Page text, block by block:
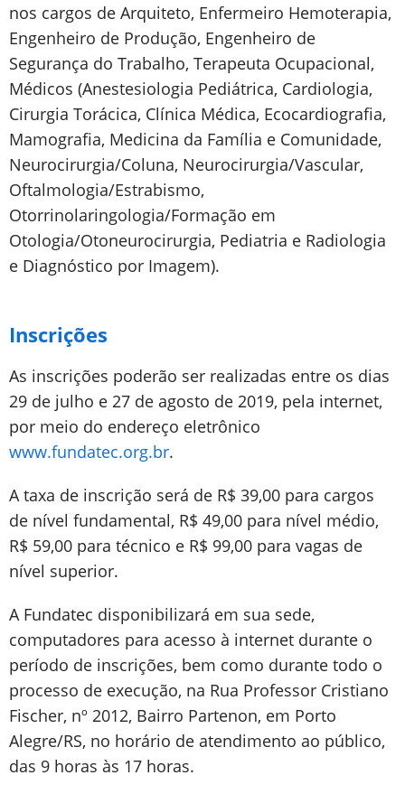
nos cargos de Arquiteto, Enfermeiro Hemoterapia,
Engenheiro de Produção, Engenheiro de
Segurança do Trabalho, Terapeuta Ocupacional,
Médicos (Anestesiologia Pediátrica, Cardiologia,
Cirurgia Torácica, Clínica Médica, Ecocardiografia,
Mamografia, Medicina da Família e Comunidade,
Neurocirurgia/Coluna, Neurocirurgia/Vascular,
Oftalmologia/Estrabismo,
Otorrinolaringologia/Formação em
Otologia/Otoneurocirurgia, Pediatria e Radiologia
e Diagnóstico por Imagem).
Inscrições
As inscrições poderão ser realizadas entre os dias
29 de julho e 27 de agosto de 2019, pela internet,
por meio do endereço eletrônico
www.fundatec.org.br.
A taxa de inscrição será de R$ 39,00 para cargos
de nível fundamental, R$ 49,00 para nível médio,
R$ 59,00 para técnico e R$ 99,00 para vagas de
nível superior.
A Fundatec disponibilizará em sua sede,
computadores para acesso à internet durante o
período de inscrições, bem como durante todo o
processo de execução, na Rua Professor Cristiano
Fischer, nº 2012, Bairro Partenon, em Porto
Alegre/RS, no horário de atendimento ao público,
das 9 horas às 17 horas.